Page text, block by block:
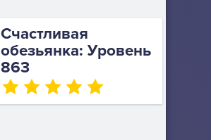
Счастливая
обезьянка: Уровень
863